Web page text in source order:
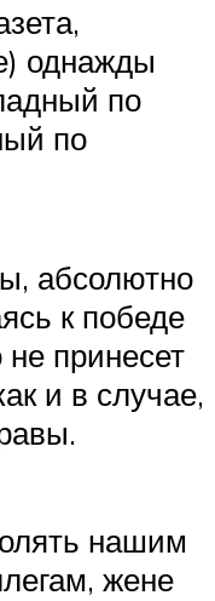
однажды
по
по
абсолютно
к победе
принесет
и в случае,
нашим
жене